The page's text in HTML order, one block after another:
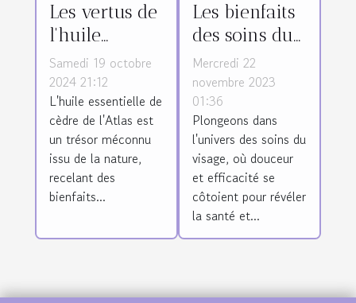
Les vertus de
l'huile
essentielle de
cèdre de
l'Atlas pour la
peau
Samedi 19 octobre
2024 21:12
L'huile essentielle de
cèdre de l'Atlas est
un trésor méconnu
issu de la nature,
recelant des
bienfaits...
Les bienfaits
des soins du
visage pour
la santé de la
peau
Mercredi 22
novembre 2023
01:36
Plongeons dans
l'univers des soins du
visage, où douceur
et efficacité se
côtoient pour révéler
la santé et...